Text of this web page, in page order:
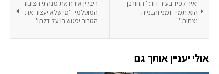
ריבלין אירח את מנהיגי הציבור
המוסלמי: ''מי שלא יעצור את
הטרור יפגוש בו על דלתו''
יאיר לפיד בעיר דוד: ''החורבן
הוא תמיד זמני והבנייה
נצחית''"
אולי יעניין אותך גם